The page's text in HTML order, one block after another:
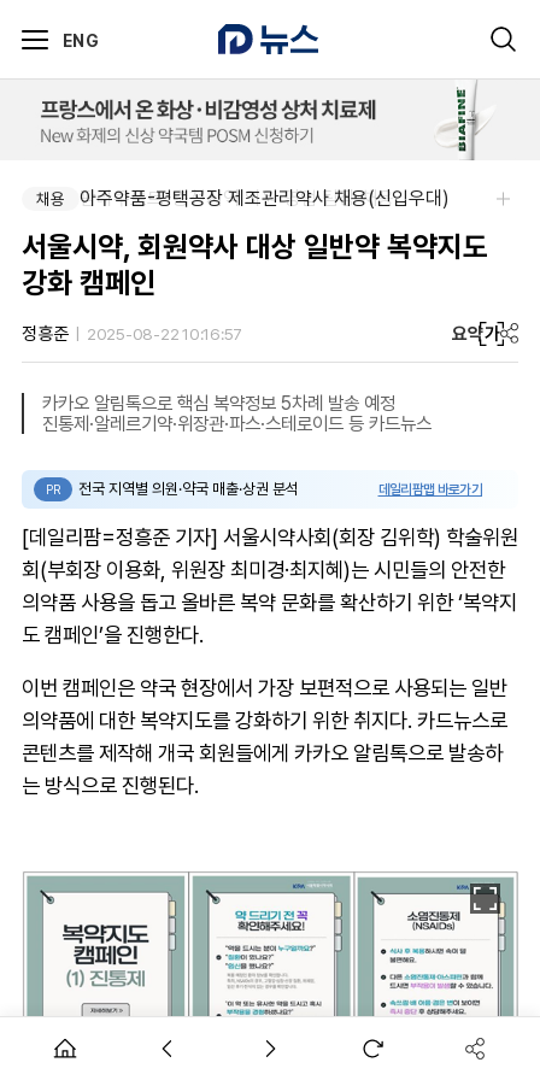
ENG
채용 팜리쿠르트-충청지역 의원 영업 팀장 채용
채용 아주약품-평택공장 제조관리약사 채용(신입우대)
서울시약, 회원약사 대상 일반약 복약지도
강화 캠페인
정흥준 2025-08-22 10:16:57 요약가
카카오 알림톡으로 핵심 복약정보 5차례 발송 예정
진통제·알레르기약·위장관·파스·스테로이드 등 카드뉴스
PR 전국 지역별 의원·약국 매출·상권 분석 데일리팜맵 바로가기
[데일리팜=정흥준 기자] 서울시약사회(회장 김위학) 학술위원
회(부회장 이용화, 위원장 최미경·최지혜)는 시민들의 안전한
의약품 사용을 돕고 올바른 복약 문화를 확산하기 위한 ‘복약지
도 캠페인’을 진행한다.
이번 캠페인은 약국 현장에서 가장 보편적으로 사용되는 일반
의약품에 대한 복약지도를 강화하기 위한 취지다. 카드뉴스로
콘텐츠를 제작해 개국 회원들에게 카카오 알림톡으로 발송하
는 방식으로 진행된다.